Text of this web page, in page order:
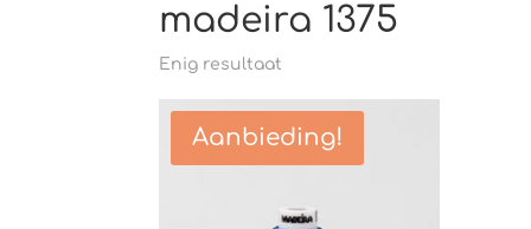
madeira 1375
Enig resultaat
Aanbieding!